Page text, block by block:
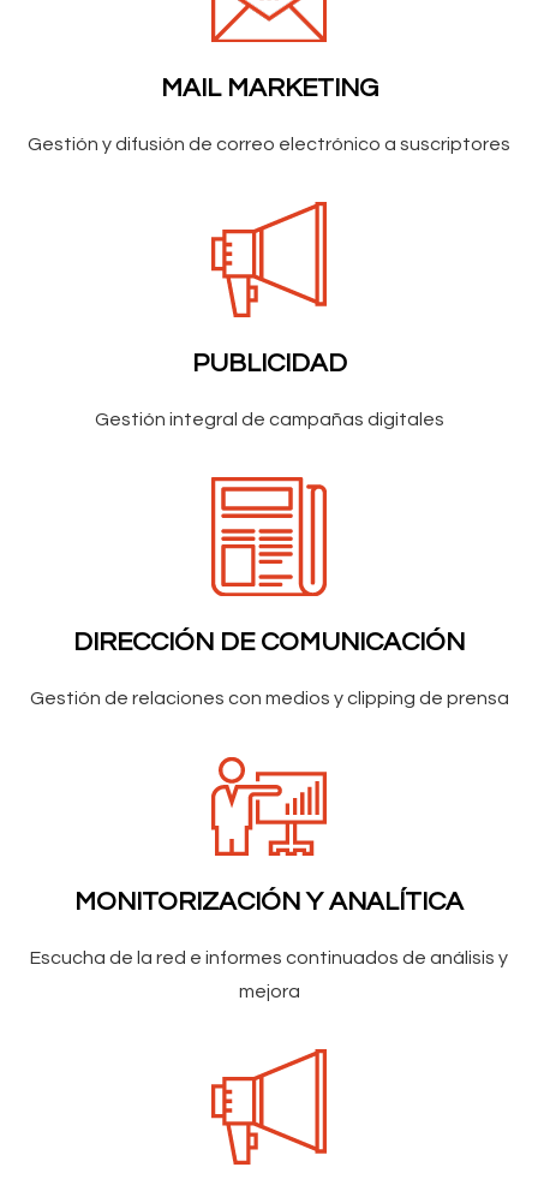
MAIL MARKETING
Gestión y difusión de correo electrónico a suscriptores
PUBLICIDAD
Gestión integral de campañas digitales
DIRECCIÓN DE COMUNICACIÓN
Gestión de relaciones con medios y clipping de prensa
MONITORIZACIÓN Y ANALÍTICA
Escucha de la red e informes continuados de análisis y
mejora